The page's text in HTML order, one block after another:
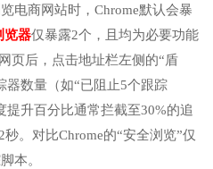
电商网站时，Chrome默认会暴
览器仅暴露2个，且均为必要功能
页后，点击地址栏左侧的“盾
器数量（如“已阻止5个跟踪
升百分比通常拦截至30%的追
。对比Chrome的“安全浏览”仅
本。